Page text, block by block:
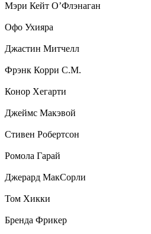
Мэри Кейт О’Флэнаган
Офо Ухияра
Джастин Митчелл
Фрэнк Корри С.М.
Конор Хегарти
Джеймс Макэвой
Стивен Робертсон
Ромола Гарай
Джерард МакСорли
Том Хикки
Бренда Фрикер